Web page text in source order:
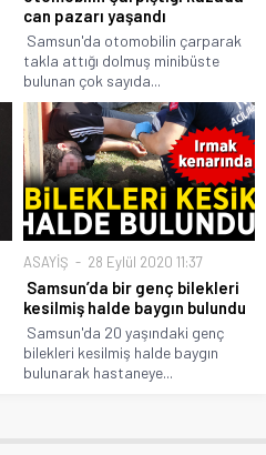
can pazarı yaşandı
Samsun'da otomobilin çarparak
takla attığı dolmuş minibüste
bulunan çok sayıda...
ASAYİŞ 28 Eylül 2020 11:37
Samsun’da bir genç bilekleri
kesilmiş halde baygın bulundu
Samsun'da 20 yaşındaki genç
bilekleri kesilmiş halde baygın
bulunarak hastaneye...